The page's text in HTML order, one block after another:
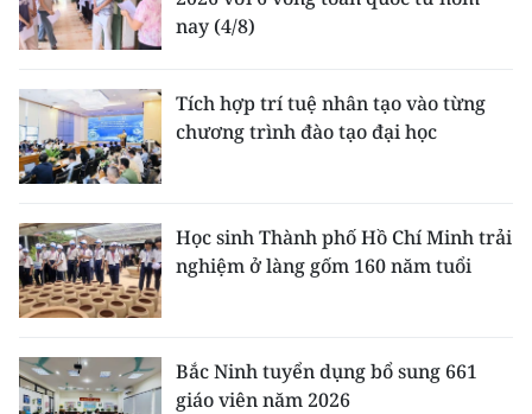
nay (4/8)
Tích hợp trí tuệ nhân tạo vào từng
chương trình đào tạo đại học
Học sinh Thành phố Hồ Chí Minh trải
nghiệm ở làng gốm 160 năm tuổi
Bắc Ninh tuyển dụng bổ sung 661
giáo viên năm 2026